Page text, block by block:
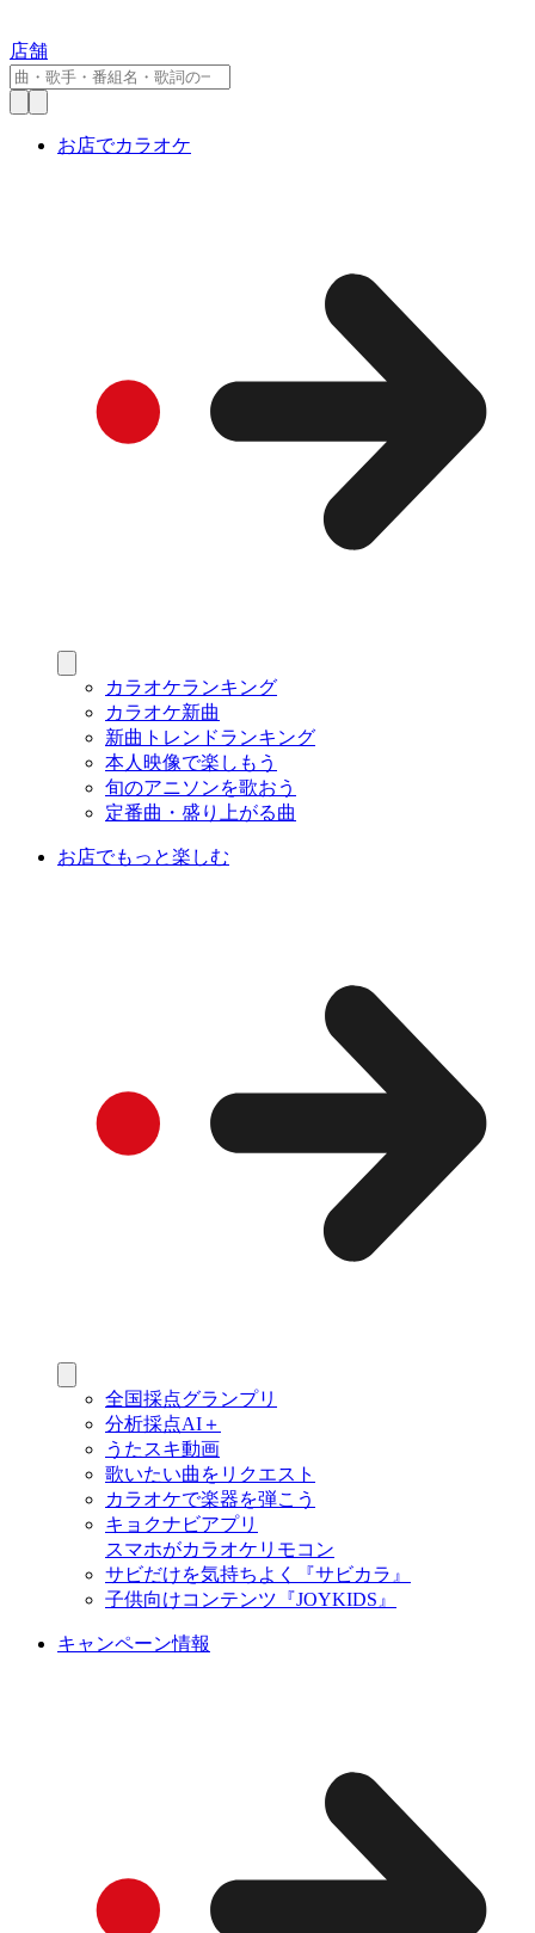
店舗
お店でカラオケ
カラオケランキング
カラオケ新曲
新曲トレンドランキング
本人映像で楽しもう
旬のアニソンを歌おう
定番曲・盛り上がる曲
お店でもっと楽しむ
全国採点グランプリ
分析採点AI＋
うたスキ動画
歌いたい曲をリクエスト
カラオケで楽器を弾こう
キョクナビアプリ
スマホがカラオケリモコン
サビだけを気持ちよく『サビカラ』
子供向けコンテンツ『JOYKIDS』
キャンペーン情報